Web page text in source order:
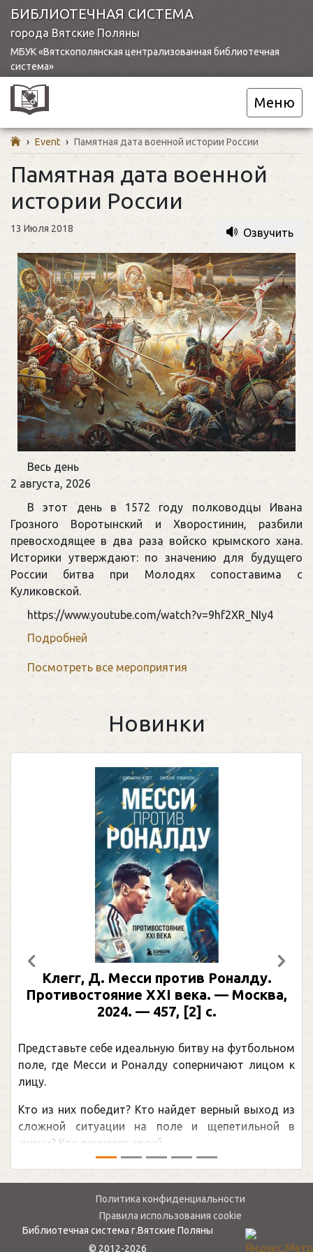
БИБЛИОТЕЧНАЯ СИСТЕМА
города Вятские Поляны
МБУК «Вятскополянская централизованная библиотечная
система»
Меню
› Event › Памятная дата военной истории России
Памятная дата военной
истории России
13 Июля 2018 Озвучить
Памятная
дата
военной
России
Весь день
2 августа, 2026
В этот день в 1572 году полководцы Ивана
Грозного Воротынский и Хворостинин, разбили
превосходящее в два раза войско крымского хана.
Историки утверждают: по значению для будущего
России битва при Молодях сопоставима с
Куликовской.
https://www.youtube.com/watch?v=9hf2XR_NIy4
Подробней
Посмотреть все мероприятия
Новинки
Клегг, Д. Месси против Роналду.
Противостояние XXI века. — Москва,
2024. — 457, [2] с.
Представьте себе идеальную битву на футбольном
поле, где Месси и Роналду соперничают лицом к
лицу.
Кто из них победит? Кто найдет верный выход из
сложной ситуации на поле и щепетильной в
жизни? Кто принесет своей ...
Предыдущий
Политика конфиденциальности
Правила использования cookie
Библиотечная система г.Вятские Поляны
© 2012-2026